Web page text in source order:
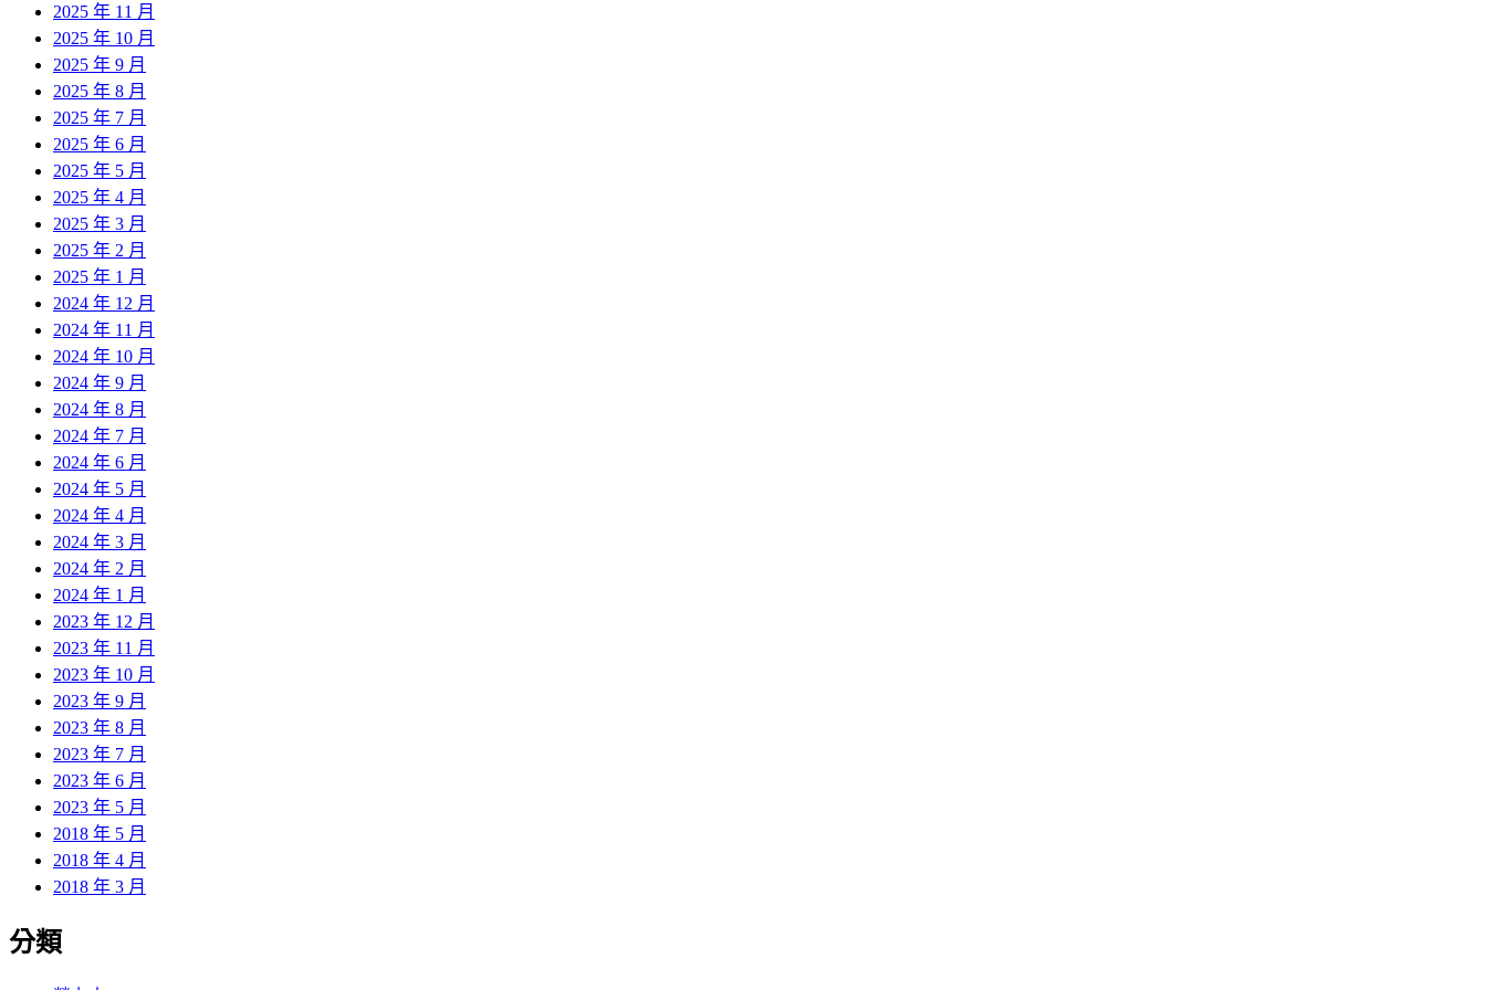
2025 年 11 月
2025 年 10 月
2025 年 9 月
2025 年 8 月
2025 年 7 月
2025 年 6 月
2025 年 5 月
2025 年 4 月
2025 年 3 月
2025 年 2 月
2025 年 1 月
2024 年 12 月
2024 年 11 月
2024 年 10 月
2024 年 9 月
2024 年 8 月
2024 年 7 月
2024 年 6 月
2024 年 5 月
2024 年 4 月
2024 年 3 月
2024 年 2 月
2024 年 1 月
2023 年 12 月
2023 年 11 月
2023 年 10 月
2023 年 9 月
2023 年 8 月
2023 年 7 月
2023 年 6 月
2023 年 5 月
2018 年 5 月
2018 年 4 月
2018 年 3 月
分類